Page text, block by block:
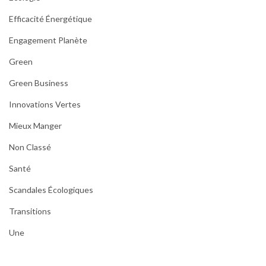
Efficacité Énergétique
Engagement Planète
Green
Green Business
Innovations Vertes
Mieux Manger
Non Classé
Santé
Scandales Écologiques
Transitions
Une